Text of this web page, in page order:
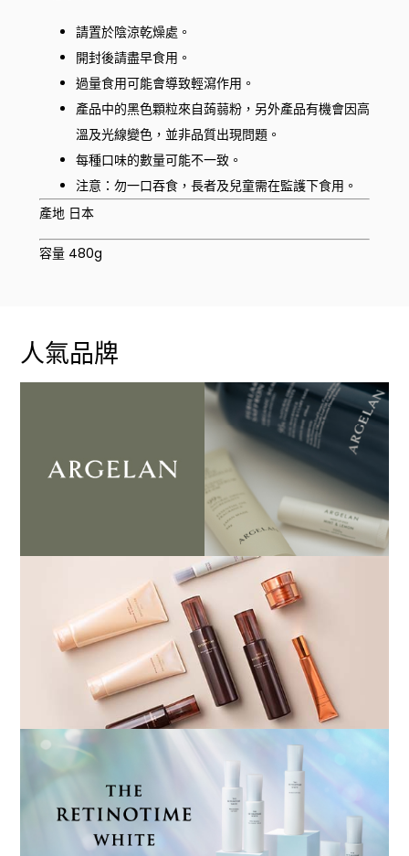
請置於陰涼乾燥處。
開封後請盡早食用。
過量食用可能會導致輕瀉作用。
產品中的黑色顆粒來自蒟蒻粉，另外產品有機會因高
溫及光線變色，並非品質出現問題。
每種口味的數量可能不一致。
注意：勿一口吞食，長者及兒童需在監護下食用。
產地 日本
容量 480g
人氣品牌